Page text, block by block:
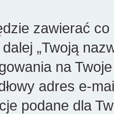
zawierać
„Twoją
na
adres e-
podane dla